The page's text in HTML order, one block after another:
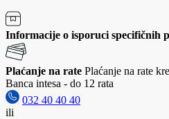
Informacije o isporuci specifičnih
Plaćanje na rate Plaćanje na rate
Banca intesa - do 12 rata
032 40 40 40
ili